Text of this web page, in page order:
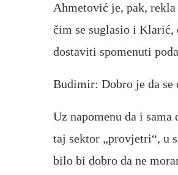
Ahmetović je, pak,
čim se suglasio i Klarić,
dostaviti spomenuti
Budimir: Dobro je da
Uz napomenu da i
taj sektor „provjetri“, u
bilo bi dobro da ne